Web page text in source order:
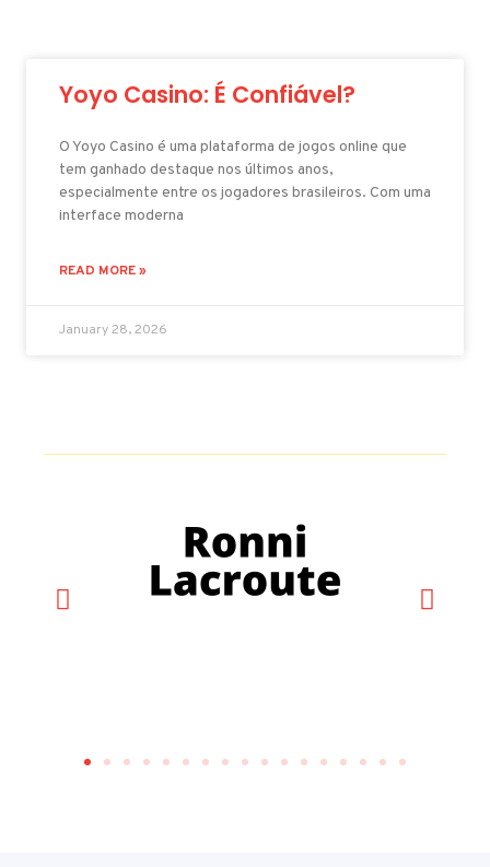
Yoyo Casino: É Confiável?
O Yoyo Casino é uma plataforma de jogos online que
tem ganhado destaque nos últimos anos,
especialmente entre os jogadores brasileiros. Com uma
interface moderna
READ MORE »
January 28, 2026